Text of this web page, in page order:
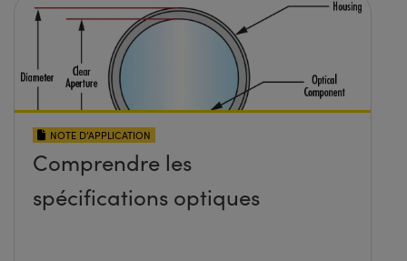
NOTE D’APPLICATION
Comprendre les
spécifications optiques